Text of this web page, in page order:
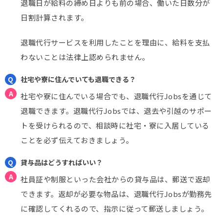
退職日が給料の締め日よりも前の場合、働いた日数分が
日割計算されます。
退職代行サービスを利用したことを理由に、給料を支払
わないことは法律上認められません。
社宅や寮に住んでいても退職できる？
社宅や寮に住んでいる場合でも、退職代行Jobsを通じて
退職できます。退職代行Jobsでは、退去や引越のサポー
トを受けられるので、相談時に社宅・寮に入居している
ことを必ず伝えておきましょう。
貸与品はどうすればいい？
社員証や制服といった会社からの貸与品は、郵送で返却
できます。返却が必要な物品は、退職代行Jobsが勤務先
に確認してくれるので、指示に従って郵送しましょう。